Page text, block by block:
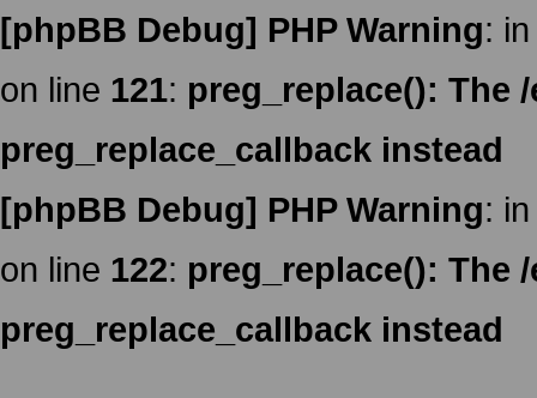
[phpBB Debug] PHP Warning:
on line 121: preg_replace(): The
preg_replace_callback instead
[phpBB Debug] PHP Warning:
on line 122: preg_replace(): The
preg_replace_callback instead